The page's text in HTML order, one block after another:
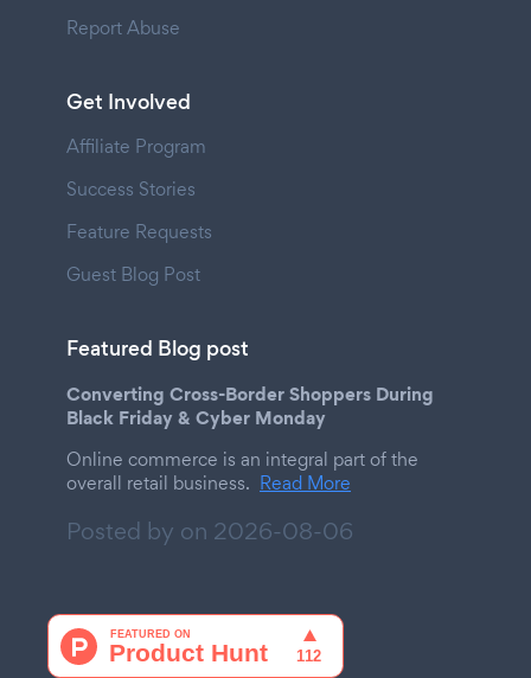
Report Abuse
Get Involved
Affiliate Program
Success Stories
Feature Requests
Guest Blog Post
Featured Blog post
Converting Cross-Border Shoppers During
Black Friday & Cyber Monday
Online commerce is an integral part of the
overall retail business. Read More
Posted by on 2026-08-06